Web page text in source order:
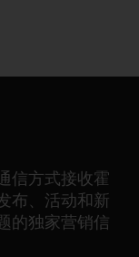
信方式接收霍
布、活动和新
的独家营销信